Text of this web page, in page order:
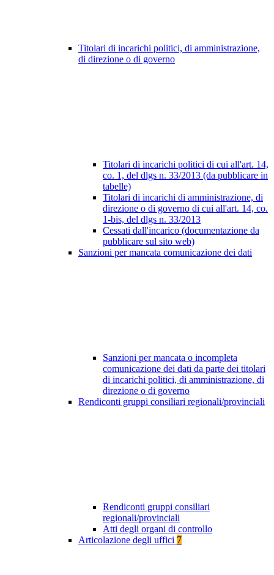
Titolari di incarichi politici, di amministrazione,
di direzione o di governo
Titolari di incarichi politici di cui all'art. 14,
co. 1, del dlgs n. 33/2013 (da pubblicare in
tabelle)
Titolari di incarichi di amministrazione, di
direzione o di governo di cui all'art. 14, co.
1-bis, del dlgs n. 33/2013
Cessati dall'incarico (documentazione da
pubblicare sul sito web)
Sanzioni per mancata comunicazione dei dati
Sanzioni per mancata o incompleta
comunicazione dei dati da parte dei titolari
di incarichi politici, di amministrazione, di
direzione o di governo
Rendiconti gruppi consiliari regionali/provinciali
Rendiconti gruppi consiliari
regionali/provinciali
Atti degli organi di controllo
Articolazione degli uffici 7